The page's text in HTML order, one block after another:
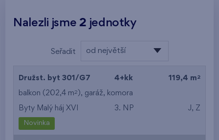
Nalezli jsme 2 jednotky
Seřadit od největší
od nejdražšího
od nejmenší plochy
Družst. byt 301/G7 4+kk 119,4 m 2
balkon (202,4 m2 ), garáž, komora
Byty Malý háj XVI 3. NP J, Z
Novinka